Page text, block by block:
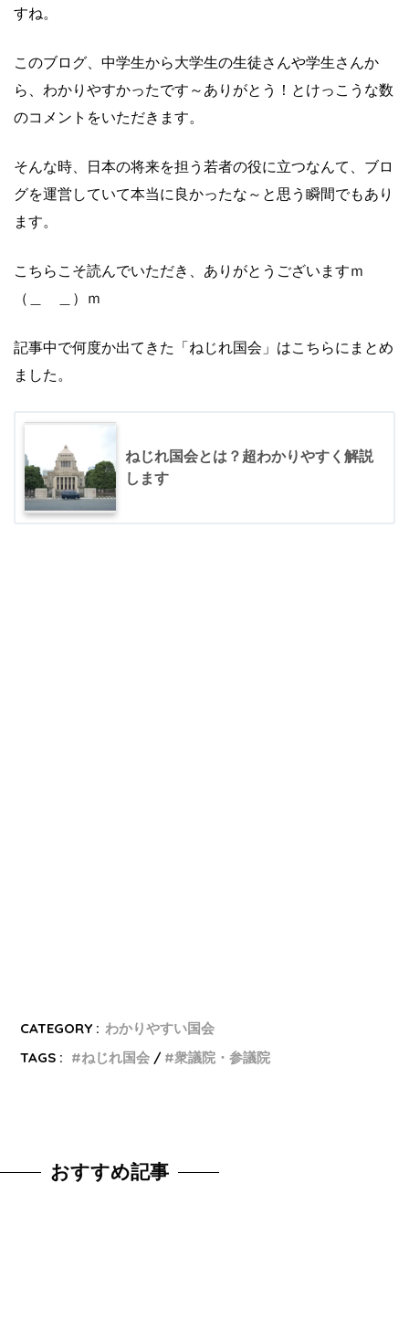
すね。
このブログ、中学生から大学生の生徒さんや学生さんか
ら、わかりやすかったです～ありがとう！とけっこうな数
のコメントをいただきます。
そんな時、日本の将来を担う若者の役に立つなんて、ブロ
グを運営していて本当に良かったな～と思う瞬間でもあり
ます。
こちらこそ読んでいただき、ありがとうございますｍ
（＿ ＿）ｍ
記事中で何度か出てきた「ねじれ国会」はこちらにまとめ
ました。
ねじれ国会とは？超わかりやすく解説
します
CATEGORY : わかりやすい国会
TAGS :
ねじれ国会 衆議院・参議院
おすすめ記事